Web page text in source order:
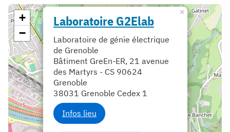
Laboratoire G2Elab
Laboratoire de génie électrique
de Grenoble
Bâtiment GreEn-ER, 21 avenue
des Martyrs - CS 90624
Grenoble
38031 Grenoble Cedex 1
Infos lieu
×
+
−